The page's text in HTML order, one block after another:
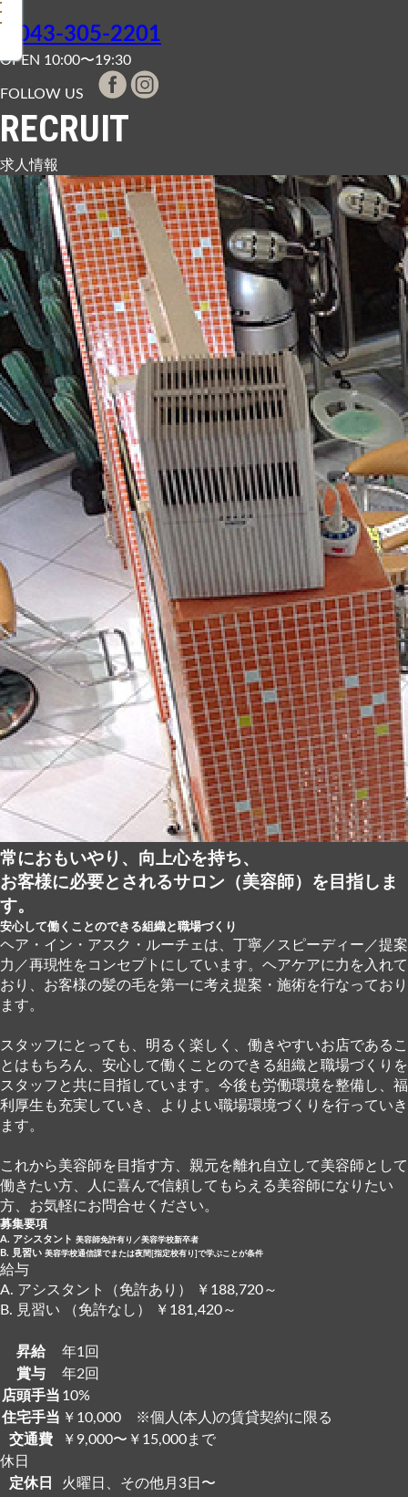
043-305-2201
OPEN 10:00〜19:30
FOLLOW US
RECRUIT
求人情報
常におもいやり、向上心を持ち、
お客様に必要とされるサロン（美容師）を目指しま
す。
安心して働くことのできる組織と職場づくり
ヘア・イン・アスク・ルーチェは、丁寧／スピーディー／提案
力／再現性をコンセプトにしています。ヘアケアに力を入れて
おり、お客様の髪の毛を第一に考え提案・施術を行なっており
ます。
スタッフにとっても、明るく楽しく、働きやすいお店であるこ
とはもちろん、安心して働くことのできる組織と職場づくりを
スタッフと共に目指しています。今後も労働環境を整備し、福
利厚生も充実していき、よりよい職場環境づくりを行っていき
ます。
これから美容師を目指す方、親元を離れ自立して美容師として
働きたい方、人に喜んで信頼してもらえる美容師になりたい
方、お気軽にお問合せください。
募集要項
A. アシスタント 美容師免許有り／美容学校新卒者
B. 見習い 美容学校通信課でまたは夜間[指定校有り]で学ぶことが条件
給与
A. アシスタント（免許あり） ￥188,720～
B. 見習い （免許なし） ￥181,420～
昇給
年1回
賞与
年2回
店頭手当 10%
住宅手当 ￥10,000 ※個人(本人)の賃貸契約に限る
交通費
￥9,000〜￥15,000まで
休日
定休日
火曜日、その他月3日〜